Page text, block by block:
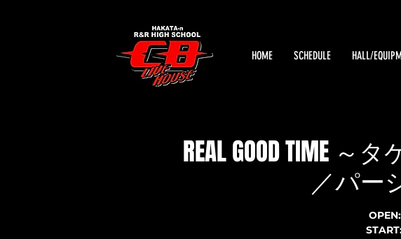
HOME SCHEDULE HALL/
REAL GOOD TIME ～
／パー